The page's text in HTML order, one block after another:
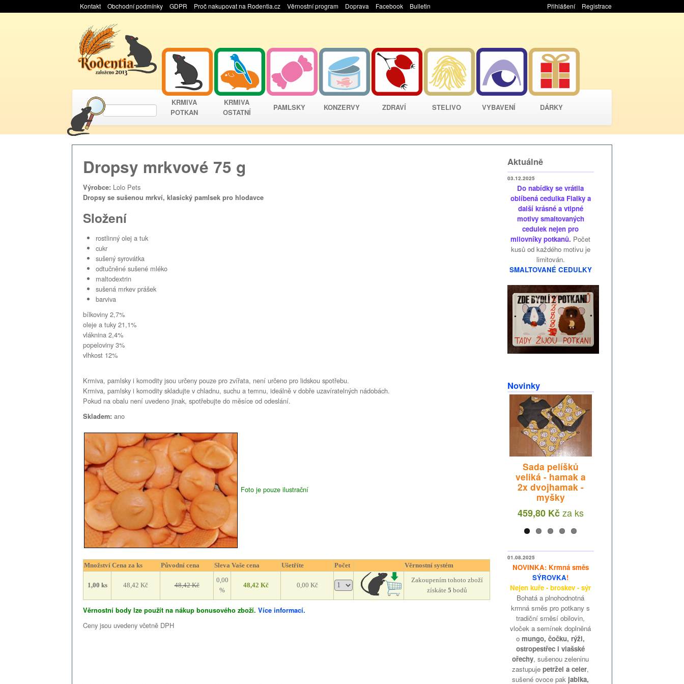
Kontakt Obchodní podmínky GDPR Proč nakupovat na Rodentia.cz Věrnostní program Doprava Facebook Bulletin Přihlášení Registrace
KRMIVA
POTKAN
KRMIVA
OSTATNÍ
PAMLSKY KONZERVY ZDRAVÍ STELIVO VYBAVENÍ DÁRKY
Dropsy mrkvové 75 g
Výrobce: Lolo Pets
Dropsy se sušenou mrkví, klasický pamlsek pro hlodavce
Složení
rostlinný olej a tuk
cukr
sušený syrovátka
odtučněné sušené mléko
maltodextrin
sušená mrkev prášek
barviva
bílkoviny 2,7%
oleje a tuky 21,1%
vláknina 2,4%
popeloviny 3%
vlhkost 12%
Krmiva, pamlsky i komodity jsou určeny pouze pro zvířata, není určeno pro lidskou spotřebu.
Krmiva, pamlsky i komodity skladujte v chladnu, suchu a temnu, ideálně v dobře uzavíratelných nádobách.
Pokud na obalu není uvedeno jinak, spotřebujte do měsíce od odeslání.
Skladem: ano
Foto je pouze ilustrační
Množství Cena za ks Původní cena Sleva Vaše cena Ušetříte Počet Věrnostní systém
1,00 ks 48,42 Kč 48,42 Kč
0,00
%
48,42 Kč 0,00 Kč
Zakoupením tohoto zboží
získáte 5 bodů
Věrnostní body lze použít na nákup bonusového zboží. Více informací.
Ceny jsou uvedeny včetně DPH
Aktuálně
03.12.2025
Do nabídky se vrátila
oblíbená cedulka Fialky a
další krásné a vtipné
motivy smaltovaných
cedulek nejen pro
milovníky potkanů. Počet
kusů od každého motivu je
limitován.
SMALTOVANÉ CEDULKY
Novinky
Sada pelíšků
veliká - hamak a
2x dvojhamak -
myšky
459,80 Kčza ks
01.08.2025
NOVINKA: Krmná směs
SÝROVKA!
Nejen kuře - broskev - sýr
Bohatá a plnohodnotná
krmná směs pro potkany s
tradiční směsí obilovin,
vloček a semínek doplněná
omungo, čočku, rýži,
ostropestřec i vlašské
ořechy, sušenou zeleninu
zastupujepetržel a celer,
sušené ovoce pak jablka,